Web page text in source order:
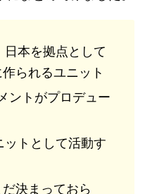
本を拠点として
られるユニット
ントがプロデュー
トとして活動す
決まっておら